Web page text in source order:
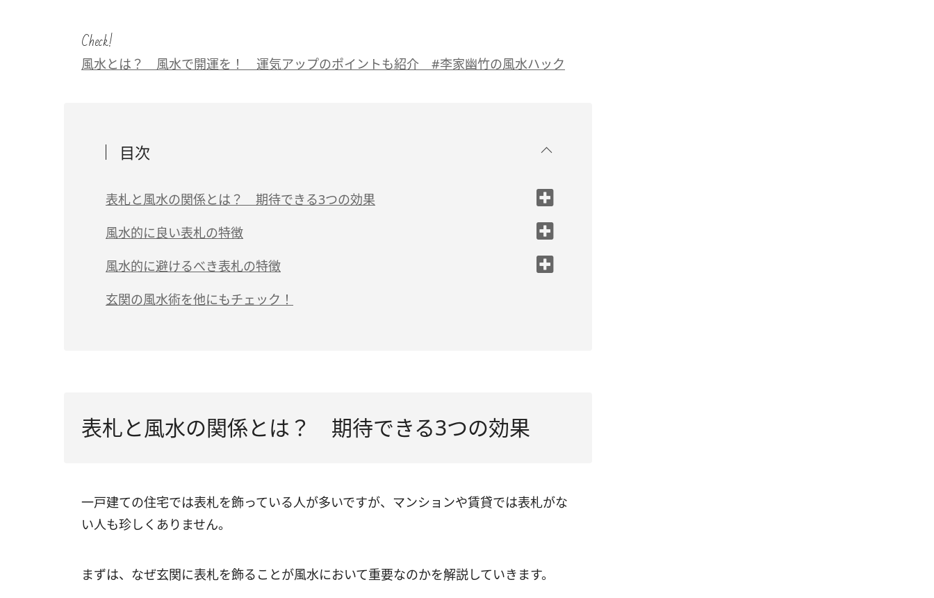
Check!
風水とは？ 風水で開運を！ 運気アップのポイントも紹介 #李家幽竹の風水ハック
目次
表札と風水の関係とは？ 期待できる3つの効果
（1）人が住んでいる証明になる
（2）良い気を呼び込む
（3）家庭運をアップさせる
風水的に良い表札の特徴
（1）家との統一感があるもの
（2）木・石などの天然素材のもの
風水的に避けるべき表札の特徴
（1）文字を彫刻してあるもの
玄関の風水術を他にもチェック！
表札と風水の関係とは？ 期待できる3つの効果
一戸建ての住宅では表札を飾っている人が多いですが、マンションや賃貸では表札がな
い人も珍しくありません。
まずは、なぜ玄関に表札を飾ることが風水において重要なのかを解説していきます。